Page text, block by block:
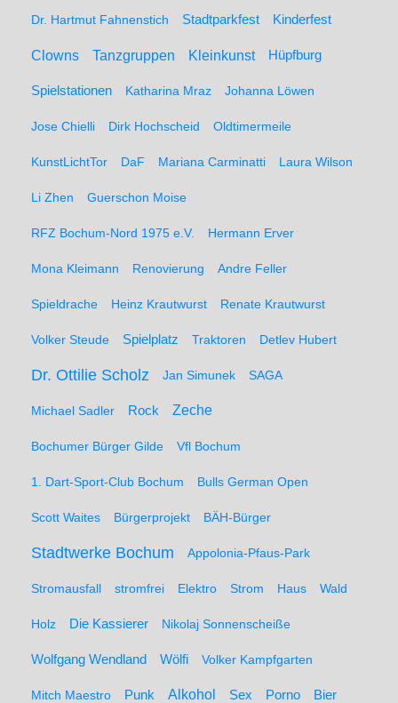
Dr. Hartmut Fahnenstich Stadtparkfest Kinderfest
Clowns Tanzgruppen Kleinkunst Hüpfburg
Spielstationen Katharina Mraz Johanna Löwen
Jose Chielli Dirk Hochscheid Oldtimermeile
KunstLichtTor DaF Mariana Carminatti Laura Wilson
Li Zhen Guerschon Moise
RFZ Bochum-Nord 1975 e.V. Hermann Erver
Mona Kleimann Renovierung Andre Feller
Spieldrache Heinz Krautwurst Renate Krautwurst
Volker Steude Spielplatz Traktoren Detlev Hubert
Dr. Ottilie Scholz Jan Simunek SAGA
Michael Sadler Rock Zeche
Bochumer Bürger Gilde Vfl Bochum
1. Dart-Sport-Club Bochum Bulls German Open
Scott Waites Bürgerprojekt BÄH-Bürger
Stadtwerke Bochum Appolonia-Pfaus-Park
Stromausfall stromfrei Elektro Strom Haus Wald
Holz Die Kassierer Nikolaj Sonnenscheiße
Wolfgang Wendland Wölfi Volker Kampfgarten
Mitch Maestro Punk Alkohol Sex Porno Bier